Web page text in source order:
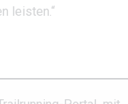
leisten.“